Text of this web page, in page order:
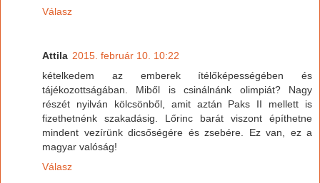
Válasz
Attila 2015. február 10. 10:22
kételkedem az emberek ítélőképességében és
tájékozottságában. Miből is csinálnánk olimpiát? Nagy
részét nyilván kölcsönből, amit aztán Paks II mellett is
fizethetnénk szakadásig. Lőrinc barát viszont építhetne
mindent vezírünk dicsőségére és zsebére. Ez van, ez a
magyar valóság!
Válasz